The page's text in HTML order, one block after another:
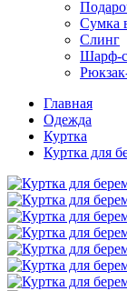
Сумка
Слинг
Шарф-
Главная
Одежда
Куртка
Куртка для